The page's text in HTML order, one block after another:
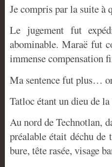
Je compris par la suite à
Le jugement fut
abominable. Maraë fut
immense compensation
Ma sentence fut plus…
Tatloc étant un dieu de
Au nord de Technotlan,
préalable était déchu de
bure, tête rasée, visage